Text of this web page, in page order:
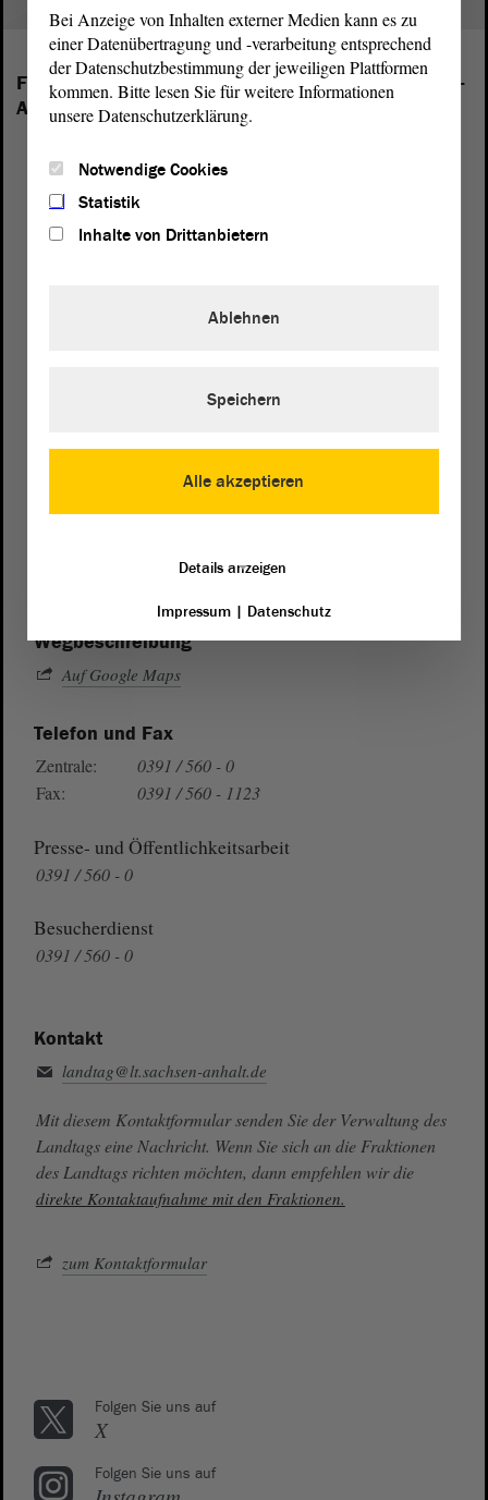
Folgende Fraktionen sind im Landtag von Sachsen-
Anhalt vertreten:
Wegbeschreibung
Auf Google Maps
Telefon und Fax
Zentrale:
0391 / 560 - 0
Fax:
0391 / 560 - 1123
Presse- und Öffentlichkeitsarbeit
0391 / 560 - 0
Besucherdienst
0391 / 560 - 0
Kontakt
landtag@lt.sachsen-anhalt.de
Mit diesem Kontaktformular senden Sie der Verwaltung des
Landtags eine Nachricht. Wenn Sie sich an die Fraktionen
des Landtags richten möchten, dann empfehlen wir die
direkte Kontaktaufnahme mit den Fraktionen.
zum Kontaktformular
Folgen Sie uns auf
X
Folgen Sie uns auf
Bei Anzeige von Inhalten externer Medien kann es zu
einer Datenübertragung und -verarbeitung entsprechend
der Datenschutzbestimmung der jeweiligen Plattformen
kommen. Bitte lesen Sie für weitere Informationen
unsere Datenschutzerklärung.
Notwendige Cookies
Statistik
Inhalte von Drittanbietern
Alle akzeptieren
Ablehnen
Speichern
Details anzeigen
Impressum| Datenschutz